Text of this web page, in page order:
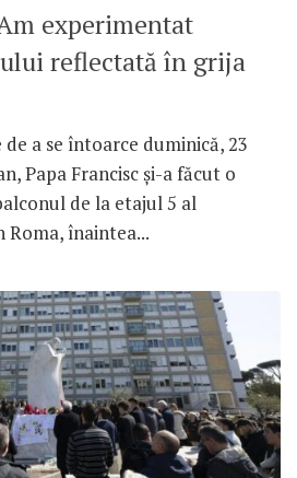
experimentat
reflectată în grija
a se întoarce duminică, 23
Papa Francisc și-a făcut o
de la etajul 5 al
Roma, înaintea...